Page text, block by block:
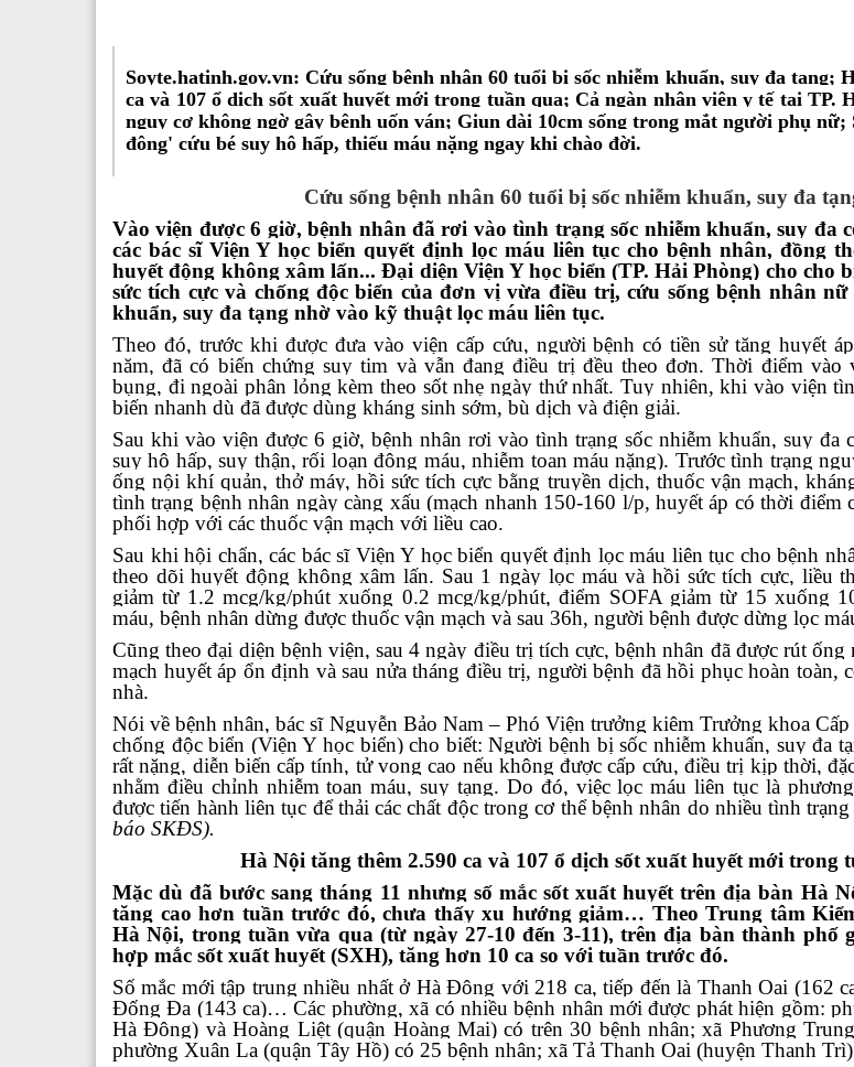
Soyte.hatinh.gov.vn: Cứu sống bệnh nhân 60 tuổi bị sốc nhiễm khuẩn, suy đa tạng;
ca và 107 ổ dịch sốt xuất huyết mới trong tuần qua; Cả ngàn nhân viên y tế tại TP.
nguy cơ không ngờ gây bệnh uốn ván; Giun dài 10cm sống trong mắt người phụ
đông' cứu bé suy hô hấp, thiếu máu nặng ngay khi chào đời.
Cứu sống bệnh nhân 60 tuổi bị sốc nhiễm khuẩn, suy đa
Vào viện được 6 giờ, bệnh nhân đã rơi vào tình trạng sốc nhiễm khuẩn, suy đa
các bác sĩ Viện Y học biển quyết định lọc máu liên tục cho bệnh nhân, đồng
huyết động không xâm lấn... Đại diện Viện Y học biển (TP. Hải Phòng) cho cho
sức tích cực và chống độc biển của đơn vị vừa điều trị, cứu sống bệnh nhân
khuẩn, suy đa tạng nhờ vào kỹ thuật lọc máu liên tục.
Theo đó, trước khi được đưa vào viện cấp cứu, người bệnh có tiền sử tăng huyết
năm, đã có biến chứng suy tim và vẫn đang điều trị đều theo đơn. Thời điểm vào
bụng, đi ngoài phân lỏng kèm theo sốt nhẹ ngày thứ nhất. Tuy nhiên, khi vào viện
biến nhanh dù đã được dùng kháng sinh sớm, bù dịch và điện giải.
Sau khi vào viện được 6 giờ, bệnh nhân rơi vào tình trạng sốc nhiễm khuẩn, suy đa
suy hô hấp, suy thận, rối loạn đông máu, nhiễm toan máu nặng). Trước tình trạng
ống nội khí quản, thở máy, hồi sức tích cực bằng truyền dịch, thuốc vận mạch,
tình trạng bệnh nhân ngày càng xấu (mạch nhanh 150-160 l/p, huyết áp có thời
phối hợp với các thuốc vận mạch với liều cao.
Sau khi hội chẩn, các bác sĩ Viện Y học biển quyết định lọc máu liên tục cho bệnh
theo dõi huyết động không xâm lấn. Sau 1 ngày lọc máu và hồi sức tích cực, liều
giảm từ 1.2 mcg/kg/phút xuống 0.2 mcg/kg/phút, điểm SOFA giảm từ 15 xuống
máu, bệnh nhân dừng được thuốc vận mạch và sau 36h, người bệnh được dừng lọc
Cũng theo đại diện bệnh viện, sau 4 ngày điều trị tích cực, bệnh nhân đã được rút
mạch huyết áp ổn định và sau nửa tháng điều trị, người bệnh đã hồi phục hoàn toàn,
nhà.
Nói về bệnh nhân, bác sĩ Nguyễn Bảo Nam – Phó Viện trưởng kiêm Trưởng khoa
chống độc biển (Viện Y học biển) cho biết: Người bệnh bị sốc nhiễm khuẩn, suy đa
rất nặng, diễn biến cấp tính, tử vong cao nếu không được cấp cứu, điều trị kịp thời,
nhằm điều chỉnh nhiễm toan máu, suy tạng. Do đó, việc lọc máu liên tục là
được tiến hành liên tục để thải các chất độc trong cơ thể bệnh nhân do nhiều tình
báo SKĐS).
Hà Nội tăng thêm 2.590 ca và 107 ổ dịch sốt xuất huyết mới trong
Mặc dù đã bước sang tháng 11 nhưng số mắc sốt xuất huyết trên địa bàn Hà
tăng cao hơn tuần trước đó, chưa thấy xu hướng giảm… Theo Trung tâm
Hà Nội, trong tuần vừa qua (từ ngày 27-10 đến 3-11), trên địa bàn thành phố
hợp mắc sốt xuất huyết (SXH), tăng hơn 10 ca so với tuần trước đó.
Số mắc mới tập trung nhiều nhất ở Hà Đông với 218 ca, tiếp đến là Thanh Oai (162
Đống Đa (143 ca)… Các phường, xã có nhiều bệnh nhân mới được phát hiện gồm:
Hà Đông) và Hoàng Liệt (quận Hoàng Mai) có trên 30 bệnh nhân; xã Phương
phường Xuân La (quận Tây Hồ) có 25 bệnh nhân; xã Tả Thanh Oai (huyện Thanh